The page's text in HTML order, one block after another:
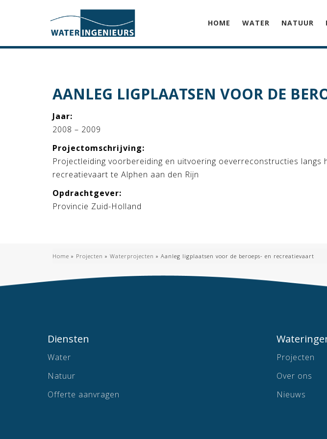
HOME WATER NATUUR
AANLEG LIGPLAATSEN VOOR DE
Jaar:
2008 – 2009
Projectomschrijving:
Projectleiding voorbereiding en uitvoering oeverreconstructies
recreatievaart te Alphen aan den Rijn
Opdrachtgever:
Provincie Zuid-Holland
Home » Projecten » Waterprojecten » Aanleg ligplaatsen voor de beroeps- en recreatievaart
Diensten
Water
Natuur
Offerte aanvragen
Projecten
Over ons
Nieuws